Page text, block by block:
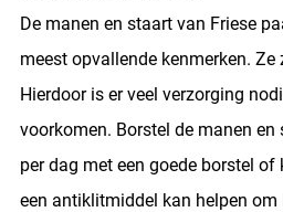
De manen en staart van Friese
meest opvallende kenmerken.
Hierdoor is er veel verzorging
voorkomen. Borstel de manen
per dag met een goede borstel of
een antiklitmiddel kan helpen om